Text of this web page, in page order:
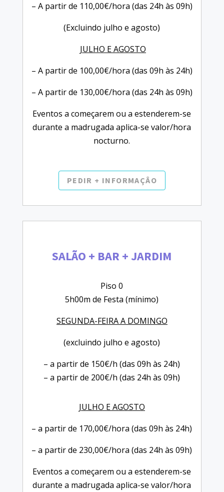
– A partir de 110,00€/hora (das 24h às 09h)
(Excluindo julho e agosto)
JULHO E AGOSTO
– A partir de 100,00€/hora (das 09h às 24h)
– A partir de 130,00€/hora (das 24h às 09h)
Eventos a começarem ou a estenderem-se
durante a madrugada aplica-se valor/hora
nocturno.
PEDIR + INFORMAÇÂO
SALÃO + BAR + JARDIM
Piso 0
5h00m de Festa (mínimo)
SEGUNDA-FEIRA A DOMINGO
(excluindo julho e agosto)
– a partir de 150€/h (das 09h às 24h)
– a partir de 200€/h (das 24h às 09h)
JULHO E AGOSTO
– a partir de 170,00€/hora (das 09h às 24h)
– a partir de 230,00€/hora (das 24h às 09h)
Eventos a começarem ou a estenderem-se
durante a madrugada aplica-se valor/hora